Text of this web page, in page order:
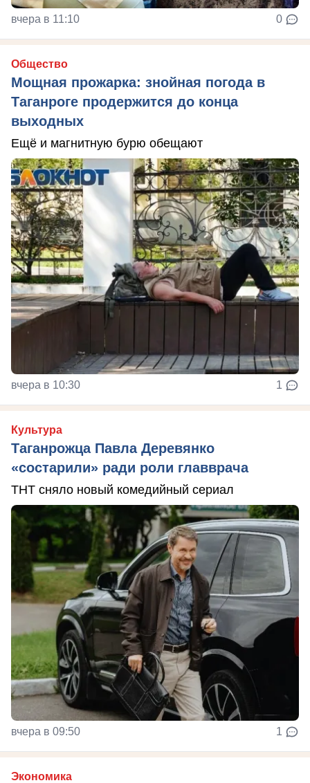
вчера в 11:10 0
Общество
Мощная прожарка: знойная погода в
Таганроге продержится до конца
выходных
Ещё и магнитную бурю обещают
вчера в 10:30 1
Культура
Таганрожца Павла Деревянко
«состарили» ради роли главврача
ТНТ сняло новый комедийный сериал
вчера в 09:50 1
Экономика